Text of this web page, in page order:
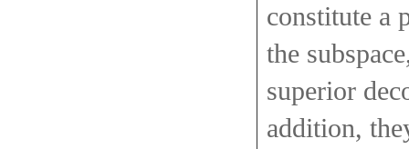
constitute a
the
superior
addition,